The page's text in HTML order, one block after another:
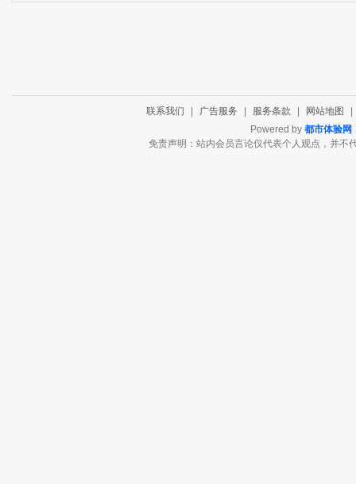
联系我们 广告服务 服务条款 网站地图
Powered by 都市体验网
免责声明：站内会员言论仅代表个人观点，并不